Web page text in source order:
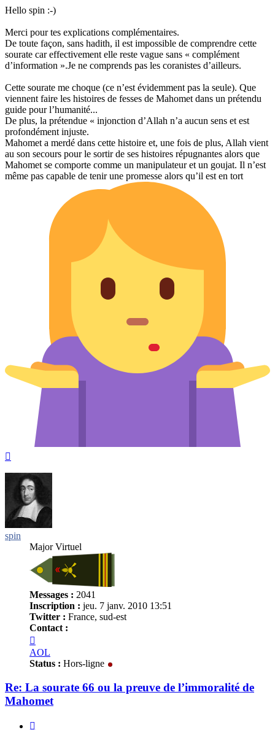
Hello spin :-)
Merci pour tes explications complémentaires.
De toute façon, sans hadith, il est impossible de comprendre cette
sourate car effectivement elle reste vague sans « complément
d’information ».Je ne comprends pas les coranistes d’ailleurs.
Cette sourate me choque (ce n’est évidemment pas la seule). Que
viennent faire les histoires de fesses de Mahomet dans un prétendu
guide pour l’humanité...
De plus, la prétendue « injonction d’Allah n’a aucun sens et est
profondément injuste.
Mahomet a merdé dans cette histoire et, une fois de plus, Allah vient
au son secours pour le sortir de ses histoires répugnantes alors que
Mahomet se comporte comme un manipulateur et un goujat. Il n’est
même pas capable de tenir une promesse alors qu’il est en tort
spin
Major Virtuel
Messages : 2041
Inscription : jeu. 7 janv. 2010 13:51
Twitter : France, sud-est
Contact :
spin
AOL
Status : Hors-ligne
Re: La sourate 66 ou la preuve de l’immoralité de
Mahomet